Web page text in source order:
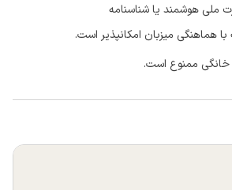
ملی هوشمند یا شناسنامه
هماهنگی میزبان امکانپذیر است.
خانگی ممنوع است.